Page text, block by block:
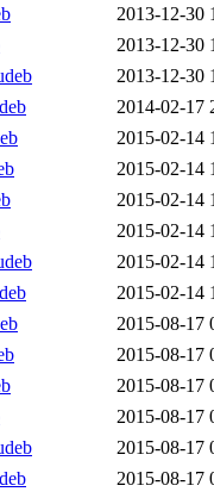
2013-12-30
2013-12-30
2013-12-30
2014-02-17
2015-02-14
2015-02-14
2015-02-14
2015-02-14
2015-02-14
2015-02-14
2015-08-17
2015-08-17
2015-08-17
2015-08-17
2015-08-17
2015-08-17